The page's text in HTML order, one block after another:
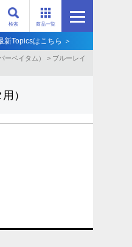
商品一覧
検索
新Topicsはこちら ＞
ーベイタム） > ブルーレイ
）